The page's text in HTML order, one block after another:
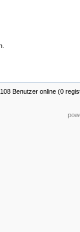
Benutzer online (0